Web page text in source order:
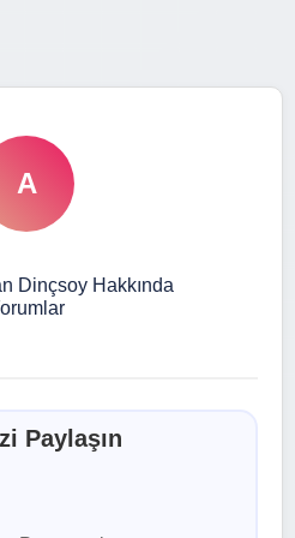
A
Dinçsoy Hakkında
Paylaşın